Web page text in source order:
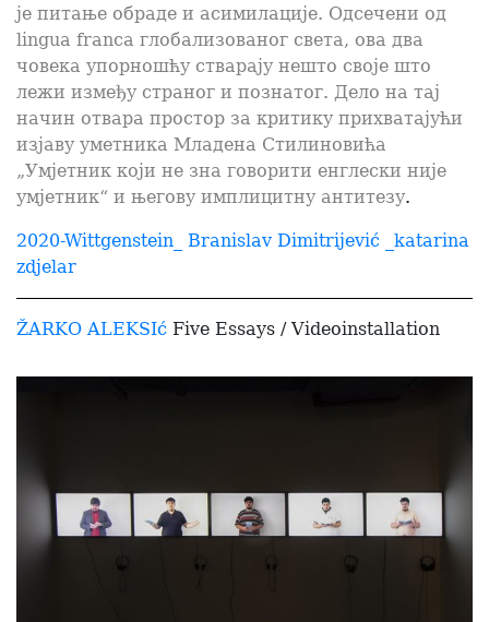
је питање обраде и асимилације. Одсечени од
lingua franca глобализованог света, ова два
човека упорношћу стварају нешто своје што
лежи између страног и познатог. Дело на тај
начин отвара простор за критику прихватајући
изјаву уметника Младена Стилиновића
„Умјетник који не зна говорити енглески није
умјетник“ и његову имплицитну антитезу.
2020-Wittgenstein_ Branislav Dimitrijević _katarina
zdjelar
ŽARKO ALEKSIć Five Essays / Videoinstallation